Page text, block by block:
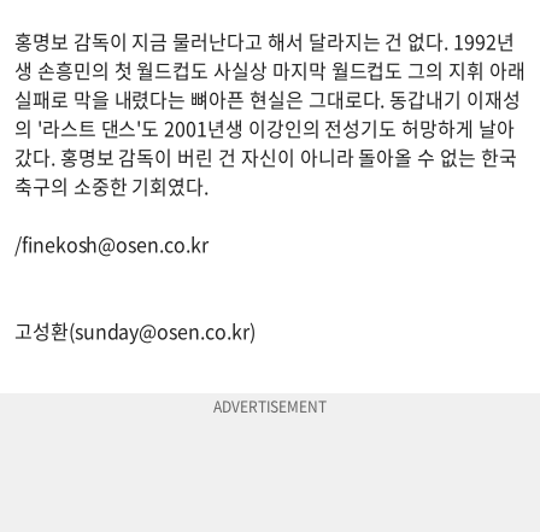
홍명보 감독이 지금 물러난다고 해서 달라지는 건 없다. 1992년
생 손흥민의 첫 월드컵도 사실상 마지막 월드컵도 그의 지휘 아래
실패로 막을 내렸다는 뼈아픈 현실은 그대로다. 동갑내기 이재성
의 '라스트 댄스'도 2001년생 이강인의 전성기도 허망하게 날아
갔다. 홍명보 감독이 버린 건 자신이 아니라 돌아올 수 없는 한국
축구의 소중한 기회였다.
/finekosh@osen.co.kr
고성환(sunday@osen.co.kr)